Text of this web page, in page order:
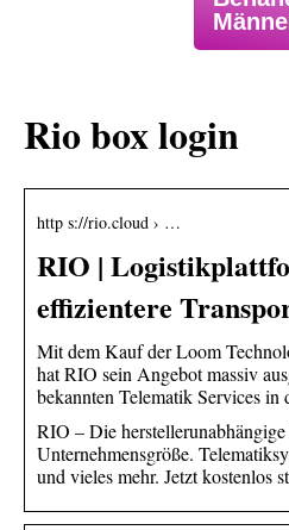
Rio box login
http s://rio.cloud › …
RIO |
effizientere
Mit dem Kauf der Loom
hat RIO sein Angebot massiv
bekannten Telematik Services
RIO – Die
Unternehmensgröße.
und vieles mehr. Jetzt kostenlos